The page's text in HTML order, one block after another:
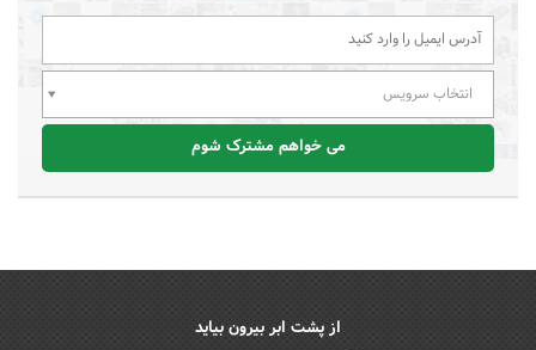
انتخاب سرویس
می خواهم مشترک شوم
از پشت ابر بیرون بیاید